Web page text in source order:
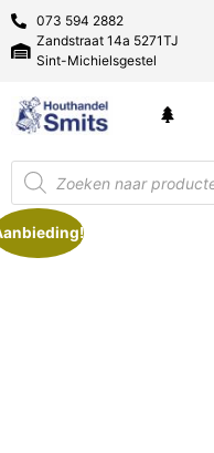
073 594 2882
Zandstraat 14a 5271TJ
Sint-Michielsgestel